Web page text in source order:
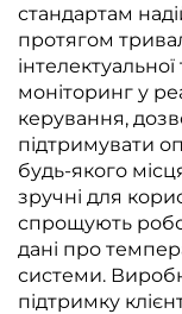
стандартам
протягом
моніторинг у
керування,
підтримувати
будь-якого
зручні для
спрощують
дані про
системи.
підтримку